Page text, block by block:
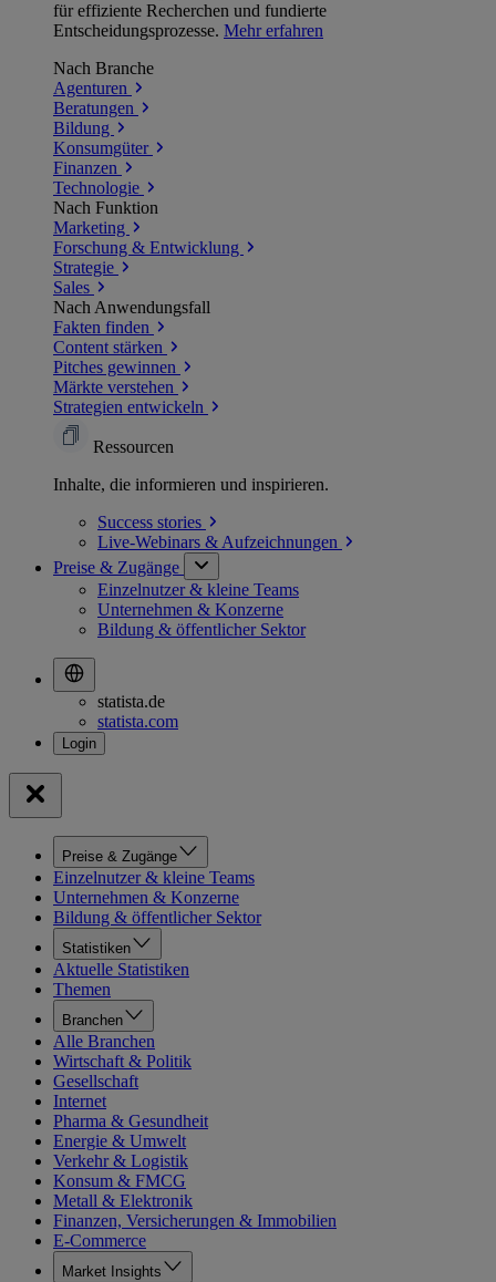
für effiziente Recherchen und fundierte
Entscheidungsprozesse. Mehr erfahren
Nach Branche
Agenturen
Beratungen
Bildung
Konsumgüter
Finanzen
Technologie
Nach Funktion
Marketing
Forschung & Entwicklung
Strategie
Sales
Nach Anwendungsfall
Fakten finden
Content stärken
Pitches gewinnen
Märkte verstehen
Strategien entwickeln
Ressourcen
Inhalte, die informieren und inspirieren.
Success stories
Live-Webinars & Aufzeichnungen
Preise & Zugänge
Einzelnutzer & kleine Teams
Unternehmen & Konzerne
Bildung & öffentlicher Sektor
statista.de
statista.com
Preise & Zugänge
Einzelnutzer & kleine Teams
Unternehmen & Konzerne
Bildung & öffentlicher Sektor
Statistiken
Aktuelle Statistiken
Themen
Branchen
Alle Branchen
Wirtschaft & Politik
Gesellschaft
Internet
Pharma & Gesundheit
Energie & Umwelt
Verkehr & Logistik
Konsum & FMCG
Metall & Elektronik
Finanzen, Versicherungen & Immobilien
E-Commerce
Market Insights